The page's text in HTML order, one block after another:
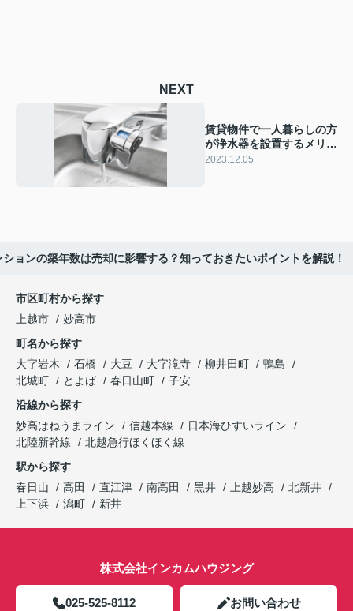
NEXT
賃貸物件で一人暮らしの方
が浄水器を設置するメリッ
トや注意点とは？
2023.12.05
ョンの築年数は売却に影響する？知っておきたいポイントを解説！
市区町村から探す
上越市
妙高市
町名から探す
大字岩木
石橋 大豆 大字滝寺 柳井田町
鴨島
北城町
とよば 春日山町
子安
沿線から探す
妙高はねうまライン
信越本線
日本海ひすいライン
北陸新幹線
北越急行ほくほく線
駅から探す
春日山
高田 直江津 南高田 黒井 上越妙高
北新井
上下浜
潟町 新井
株式会社インカムハウジング
025-525-8112 お問い合わせ